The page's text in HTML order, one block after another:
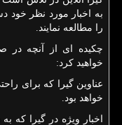
به اخبار مورد نظر خود
را مطالعه نمایند.
چکیده ای از آنچه در
خواهید کرد:
عناوین گیرا که برای
خواهد بود.
اخبار ویژه در گیرا که